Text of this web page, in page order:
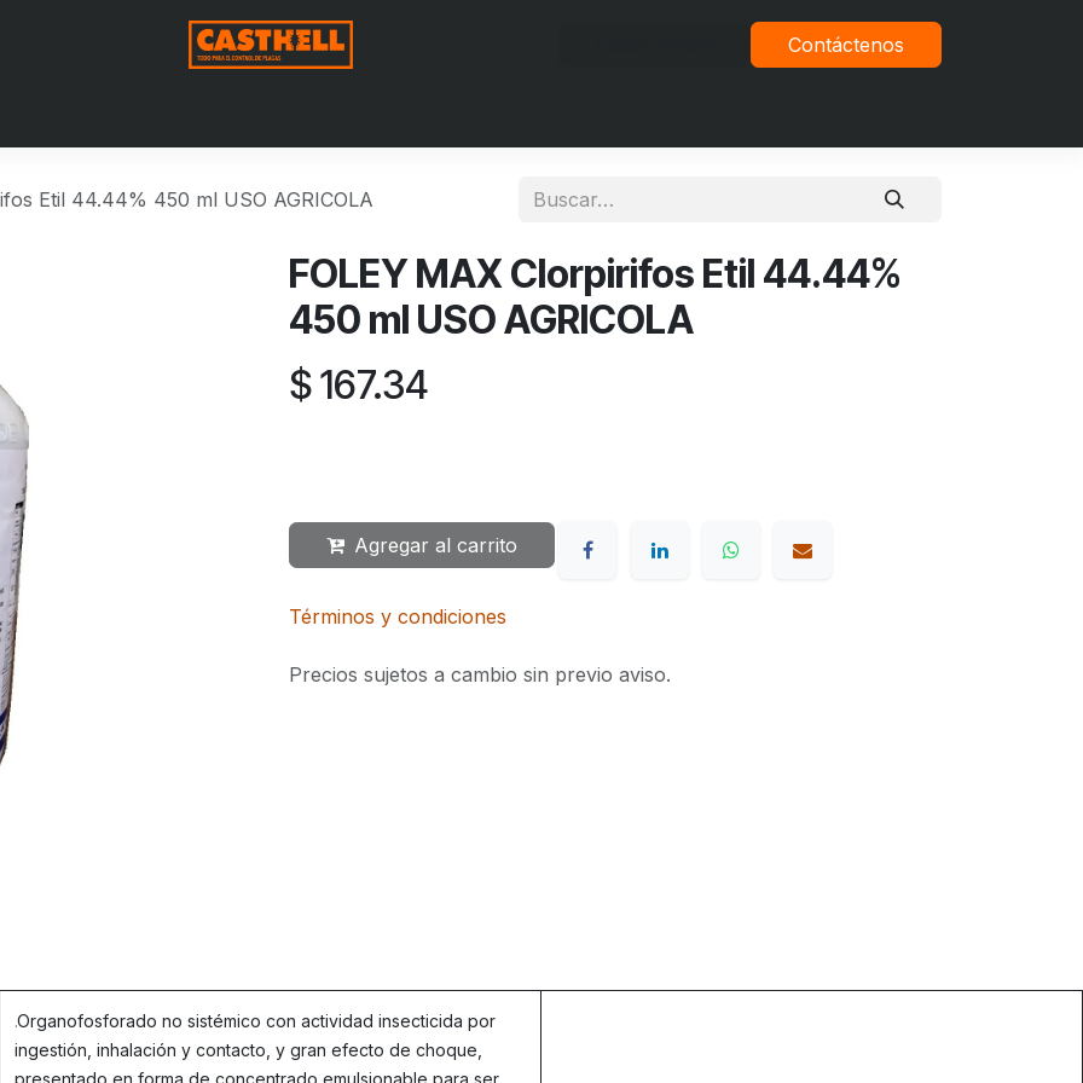
Contáctenos
Etil 44.44% 450 ml USO AGRICOLA
FOLEY MAX Clorpirifos Etil 44.44%
450 ml USO AGRICOLA
$167.34
Agregar al carrito
Términos y condiciones
Precios sujetos a cambio sin previo aviso.
.Organofosforado no sistémico con actividad insecticida por
ingestión, inhalación y contacto, y gran efecto de choque,